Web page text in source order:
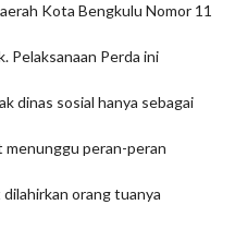
Kota Bengkulu Nomor 11
Pelaksanaan Perda ini
dinas sosial hanya sebagai
peran-peran
orang tuanya